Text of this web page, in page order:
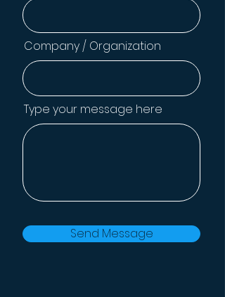
Company / Organization
Type your message here
Send Message